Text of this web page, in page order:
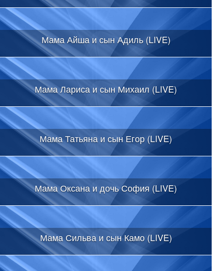
Мама Айша и сын Адиль (LIVE)
Мама Лариса и сын Михаил (LIVE)
Мама Татьяна и сын Егор (LIVE)
Мама Оксана и дочь София (LIVE)
Мама Сильва и сын Камо (LIVE)